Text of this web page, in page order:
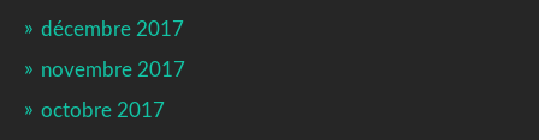
décembre 2017
novembre 2017
octobre 2017